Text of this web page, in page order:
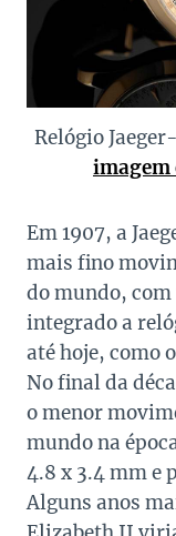
Relógio
imagem
Em 1907, a
mais fino
do mundo, com
integrado a
até hoje, como
No final da
o menor
mundo na
4.8 x 3.4 mm e
Alguns anos